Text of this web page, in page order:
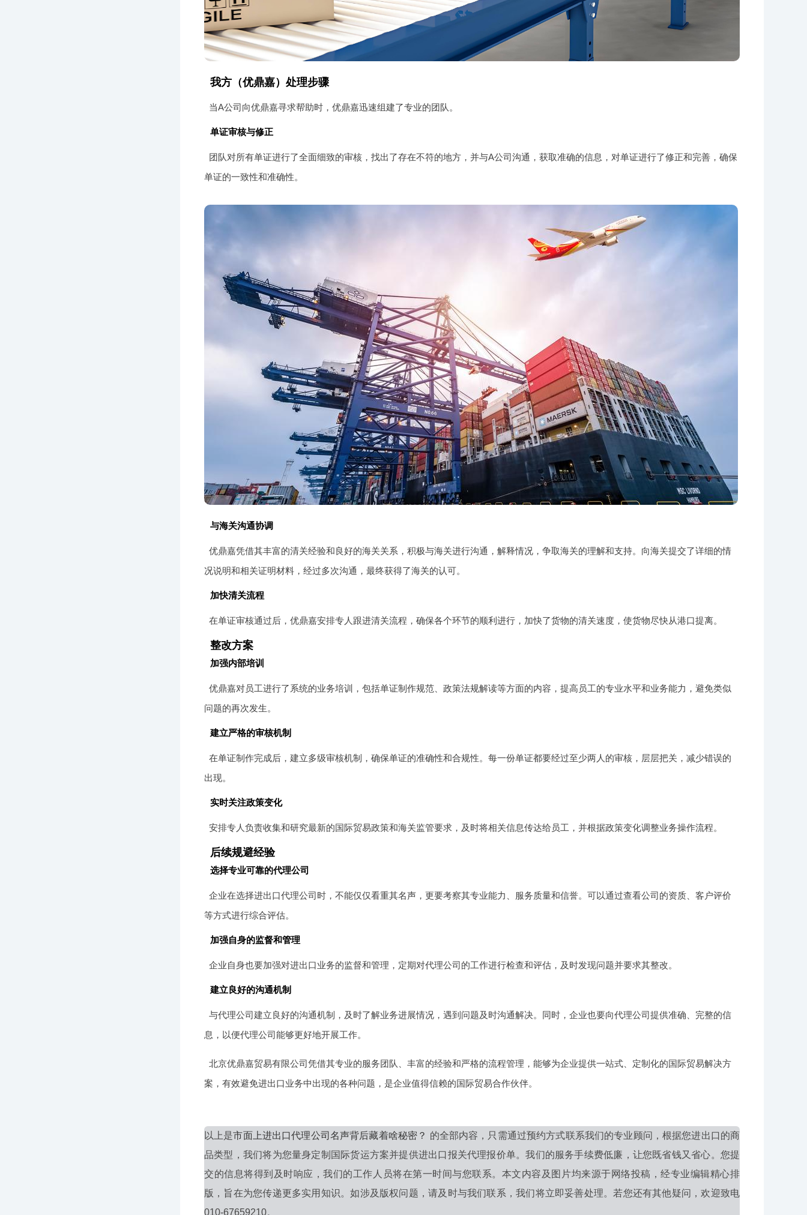
我方（优鼎嘉）处理步骤
当A公司向优鼎嘉寻求帮助时，优鼎嘉迅速组建了专业的团队。
单证审核与修正
团队对所有单证进行了全面细致的审核，找出了存在不符的地方，并与A公司沟通，获取准确的信息，对单证进行了修正和完善，确保
单证的一致性和准确性。
与海关沟通协调
优鼎嘉凭借其丰富的清关经验和良好的海关关系，积极与海关进行沟通，解释情况，争取海关的理解和支持。向海关提交了详细的情
况说明和相关证明材料，经过多次沟通，最终获得了海关的认可。
加快清关流程
在单证审核通过后，优鼎嘉安排专人跟进清关流程，确保各个环节的顺利进行，加快了货物的清关速度，使货物尽快从港口提离。
整改方案
加强内部培训
优鼎嘉对员工进行了系统的业务培训，包括单证制作规范、政策法规解读等方面的内容，提高员工的专业水平和业务能力，避免类似
问题的再次发生。
建立严格的审核机制
在单证制作完成后，建立多级审核机制，确保单证的准确性和合规性。每一份单证都要经过至少两人的审核，层层把关，减少错误的
出现。
实时关注政策变化
安排专人负责收集和研究最新的国际贸易政策和海关监管要求，及时将相关信息传达给员工，并根据政策变化调整业务操作流程。
后续规避经验
选择专业可靠的代理公司
企业在选择进出口代理公司时，不能仅仅看重其名声，更要考察其专业能力、服务质量和信誉。可以通过查看公司的资质、客户评价
等方式进行综合评估。
加强自身的监督和管理
企业自身也要加强对进出口业务的监督和管理，定期对代理公司的工作进行检查和评估，及时发现问题并要求其整改。
建立良好的沟通机制
与代理公司建立良好的沟通机制，及时了解业务进展情况，遇到问题及时沟通解决。同时，企业也要向代理公司提供准确、完整的信
息，以便代理公司能够更好地开展工作。
北京优鼎嘉贸易有限公司凭借其专业的服务团队、丰富的经验和严格的流程管理，能够为企业提供一站式、定制化的国际贸易解决方
案，有效避免进出口业务中出现的各种问题，是企业值得信赖的国际贸易合作伙伴。
以上是市面上进出口代理公司名声背后藏着啥秘密？ 的全部内容，只需通过预约方式联系我们的专业顾问，根据您进出口的商
品类型，我们将为您量身定制国际货运方案并提供进出口报关代理报价单。我们的服务手续费低廉，让您既省钱又省心。您提
交的信息将得到及时响应，我们的工作人员将在第一时间与您联系。本文内容及图片均来源于网络投稿，经专业编辑精心排
版，旨在为您传递更多实用知识。如涉及版权问题，请及时与我们联系，我们将立即妥善处理。若您还有其他疑问，欢迎致电
010-67659210。